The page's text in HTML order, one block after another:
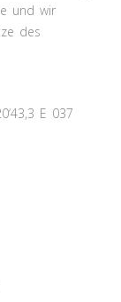
und wir
des
E 037